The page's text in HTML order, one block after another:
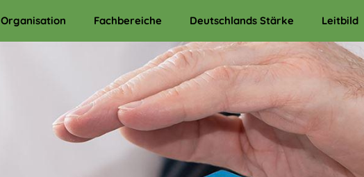
Organisation Fachbereiche Deutschlands Stärke Leitbild